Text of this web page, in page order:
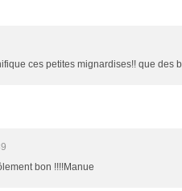
ces petites mignardises!! que des
bon !!!!Manue